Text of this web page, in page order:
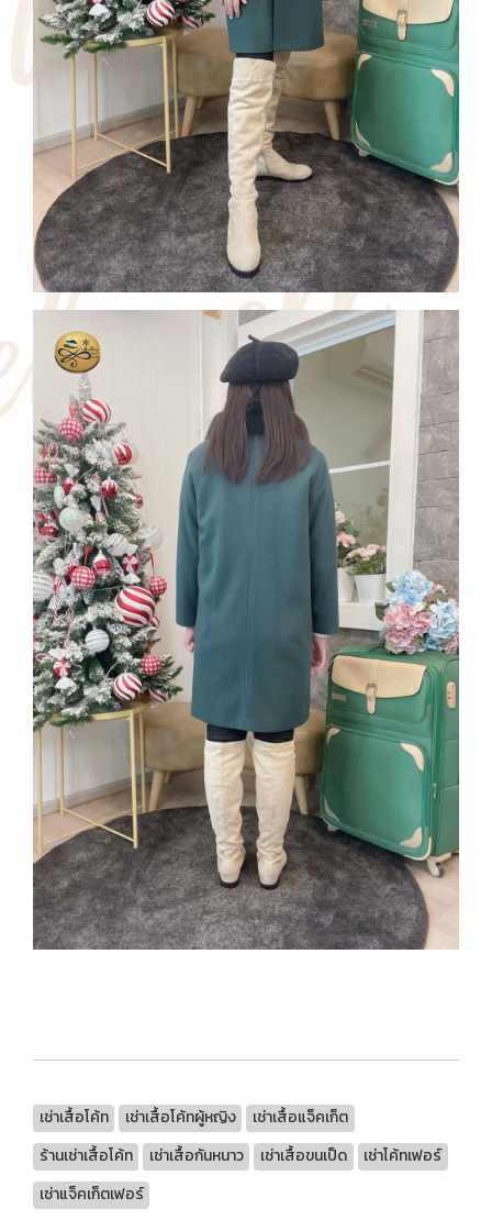
เช่าเสื้อโค้ท เช่าเสื้อโค้ทผู้หญิง
เช่าเสื้อแจ็คเก็ต
ร้านเช่าเสื้อโค้ท
เช่าเสื้อกันหนาว เช่าเสื้อขนเป็ด
เช่าโค้ทเฟอร์
เช่าแจ็คเก็ตเฟอร์